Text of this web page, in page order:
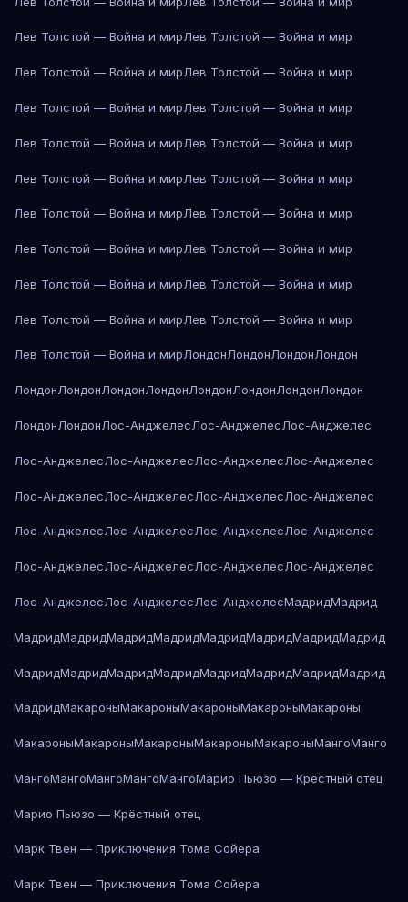
Лев Толстой — Война и мирЛев Толстой — Война и мир
Лев Толстой — Война и мирЛев Толстой — Война и мир
Лев Толстой — Война и мирЛев Толстой — Война и мир
Лев Толстой — Война и мирЛев Толстой — Война и мир
Лев Толстой — Война и мирЛев Толстой — Война и мир
Лев Толстой — Война и мирЛев Толстой — Война и мир
Лев Толстой — Война и мирЛев Толстой — Война и мир
Лев Толстой — Война и мирЛев Толстой — Война и мир
Лев Толстой — Война и мирЛев Толстой — Война и мир
Лев Толстой — Война и мирЛондонЛондонЛондонЛондон
ЛондонЛондонЛондонЛондонЛондонЛондонЛондонЛондон
ЛондонЛондонЛос-АнджелесЛос-АнджелесЛос-Анджелес
Лос-АнджелесЛос-АнджелесЛос-АнджелесЛос-Анджелес
Лос-АнджелесЛос-АнджелесЛос-АнджелесЛос-Анджелес
Лос-АнджелесЛос-АнджелесЛос-АнджелесЛос-Анджелес
Лос-АнджелесЛос-АнджелесЛос-АнджелесЛос-Анджелес
Лос-АнджелесЛос-АнджелесЛос-АнджелесМадридМадрид
МадридМадридМадридМадридМадридМадридМадридМадрид
МадридМадридМадридМадридМадридМадридМадридМадрид
МадридМакароныМакароныМакароныМакароныМакароны
МакароныМакароныМакароныМакароныМакароныМангоМанго
МангоМангоМангоМангоМангоМарио Пьюзо — Крёстный отец
Марио Пьюзо — Крёстный отец
Марк Твен — Приключения Тома Сойера
Марк Твен — Приключения Тома Сойера